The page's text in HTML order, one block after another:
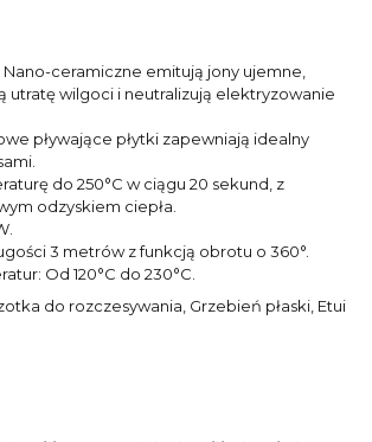
Nano-ceramiczne emitują jony ujemne,
utratę wilgoci i neutralizują elektryzowanie
pływające płytki zapewniają idealny
do 250°C w ciągu 20 sekund, z
odzyskiem ciepła.
3 metrów z funkcją obrotu o 360°.
Od 120°C do 230°C.
do rozczesywania, Grzebień płaski, Etui